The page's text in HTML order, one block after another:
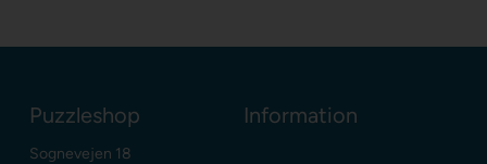
Puzzleshop
Sognevejen 18
Information